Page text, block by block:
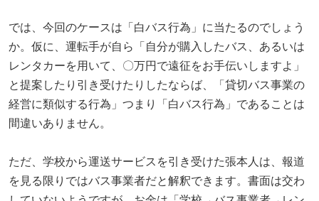
では、今回のケースは「白バス行為」に当たるのでしょう
か。仮に、運転手が自ら「自分が購入したバス、あるいは
レンタカーを用いて、〇万円で遠征をお手伝いしますよ」
と提案したり引き受けたりしたならば、「貸切バス事業の
経営に類似する行為」つまり「白バス行為」であることは
間違いありません。
ただ、学校から運送サービスを引き受けた張本人は、報道
を見る限りではバス事業者だと解釈できます。書面は交わ